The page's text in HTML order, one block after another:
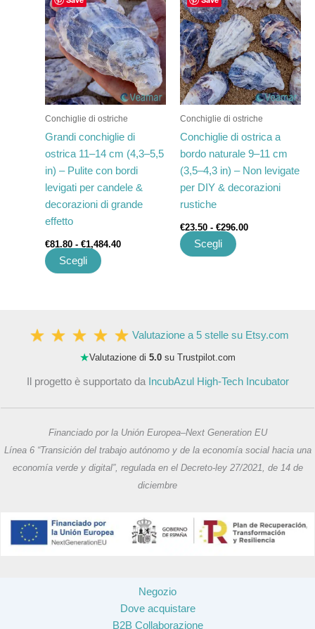
Conchiglie di ostriche
Grandi conchiglie di
ostrica 11–14 cm (4,3–5,5
in) – Pulite con bordi
levigati per candele &
decorazioni di grande
effetto
€81.80 - €1,484.40
prezzo:
da
€81.80
a
€1,484.40
Scegli
prodotto
ha
più
varianti.
Le
opzioni
scelte
nella
pagina
del
prodotto
Conchiglie di ostriche
Conchiglie di ostrica a
bordo naturale 9–11 cm
(3,5–4,3 in) – Non levigate
per DIY & decorazioni
rustiche
€23.50 - €296.00
prezzo:
da
€23.50
a
€296.00
Scegli
prodotto
ha
più
varianti.
Le
opzioni
scelte
nella
pagina
del
Valutazione a 5 stelle su Etsy.com
★Valutazione di 5.0 su Trustpilot.com
Il progetto è supportato da IncubAzul High-Tech Incubator
Financiado por la Unión Europea–Next Generation EU
Línea 6 “Transición del trabajo autónomo y de la economía social hacia una
economía verde y digital”, regulada en el Decreto-ley 27/2021, de 14 de
diciembre
Negozio
Dove acquistare
B2B Collaborazione